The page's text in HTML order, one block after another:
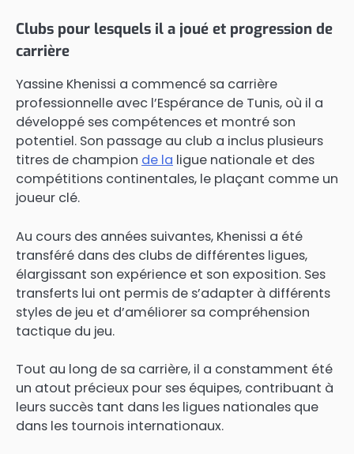
Clubs pour lesquels il a joué et progression de
carrière
Yassine Khenissi a commencé sa carrière
professionnelle avec l’Espérance de Tunis, où il a
développé ses compétences et montré son
potentiel. Son passage au club a inclus plusieurs
titres de champion de la ligue nationale et des
compétitions continentales, le plaçant comme un
joueur clé.
Au cours des années suivantes, Khenissi a été
transféré dans des clubs de différentes ligues,
élargissant son expérience et son exposition. Ses
transferts lui ont permis de s’adapter à différents
styles de jeu et d’améliorer sa compréhension
tactique du jeu.
Tout au long de sa carrière, il a constamment été
un atout précieux pour ses équipes, contribuant à
leurs succès tant dans les ligues nationales que
dans les tournois internationaux.